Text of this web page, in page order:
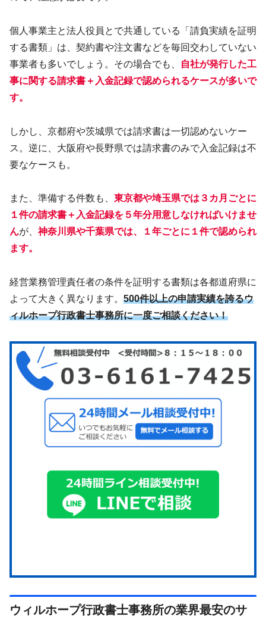
個人事業主と法人役員とで共通している「請負実績を証明
する書類」は、契約書や注文書などを毎回交わしていない
事業者も多いでしょう。その場合でも、
自社が発行した工
事に関する請求書＋入金記録で認められるケースが多いで
す。
しかし、京都府や茨城県では請求書は一切認めないケー
ス。逆に、大阪府や長野県では請求書のみで入金記録は不
要なケースも。
また、準備する件数も、 東京都や埼玉県では３カ月ごとに
１件の請求書＋入金記録を５年分用意しなければいけませ
んが、神奈川県や千葉県では、１年ごとに１件で認められ
ます。
経営業務管理責任者の条件を証明する書類は各都道府県に
よって大きく異なります。 500件以上の申請実績を誇るウ
ィルホープ行政書士事務所に一度ご相談ください！
ウィルホープ行政書士事務所の業界最安のサ